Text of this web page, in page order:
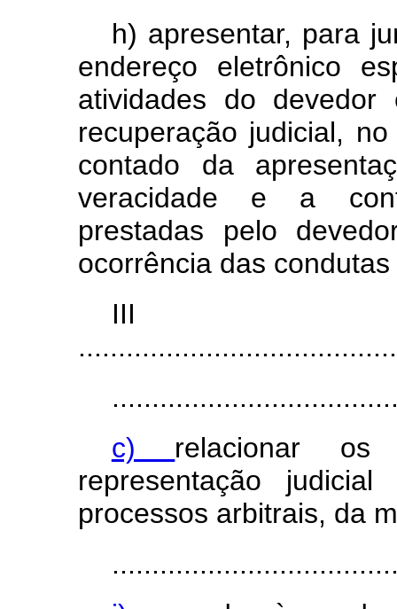
h) apresentar, para
endereço eletrônico
atividades do
recuperação judicial,
contado da
veracidade e a
prestadas pelo
ocorrência das
c) relacionar
representação
processos arbitrais, da